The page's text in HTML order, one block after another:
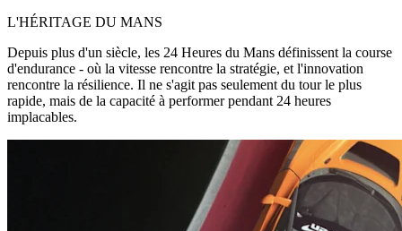
L'HÉRITAGE DU MANS
Depuis plus d'un siècle, les 24 Heures du Mans définissent la course
d'endurance - où la vitesse rencontre la stratégie, et l'innovation
rencontre la résilience. Il ne s'agit pas seulement du tour le plus
rapide, mais de la capacité à performer pendant 24 heures
implacables.